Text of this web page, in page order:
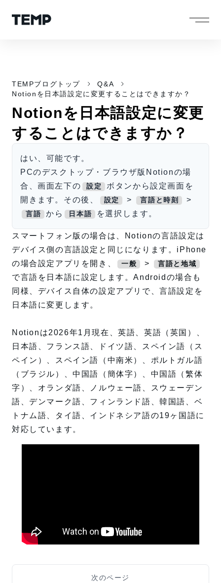
TEMPブログトップ
Q&A
Notionを日本語設定に変更することはできますか？
Notionを日本語設定に変更
することはできますか？
はい、可能です。
PCのデスクトップ・ブラウザ版Notionの場
合、画面左下の
設定
ボタンから設定画面を
開きます。その後、
設定 > 言語と時刻 >
言語 から 日本語 を選択します。
スマートフォン版の場合は、Notionの言語設定は
デバイス側の言語設定と同じになります。iPhone
の場合設定アプリを開き、
一般 > 言語と地域
で言語を日本語に設定します。Androidの場合も
同様、デバイス自体の設定アプリで、言語設定を
日本語に変更します。
Notionは2026年1月現在、英語、英語（英国）、
日本語、フランス語、ドイツ語、スペイン語（ス
ペイン）、スペイン語（中南米）、ポルトガル語
（ブラジル）、中国語（簡体字）、中国語（繁体
字）、オランダ語、ノルウェー語、スウェーデン
語、デンマーク語、フィンランド語、韓国語、ベ
トナム語、タイ語、インドネシア語の19ヶ国語に
対応しています。
次のページ